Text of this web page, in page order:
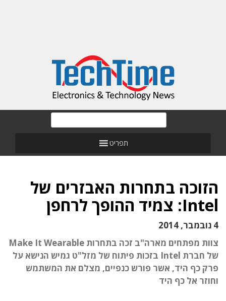
תפריט
הזוכה בתחרות האבזרים של
Intel: צמיד ההופך לרחפן
4 נובמבר, 2014
צוות מפתחים מארה"ב זכה בתחרות Make It Wearable
של חברת Intel בזכות פיתוח של מזל"ט גמיש הנישא על
פרק כף היד, אשר פורש כנפיים, מצלם את המשתמש
וחוזר אל כף היד